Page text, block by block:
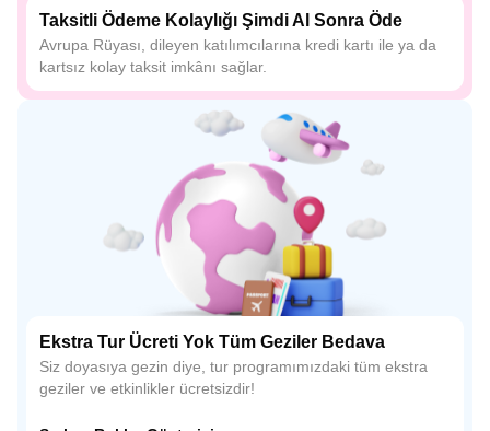
Taksitli Ödeme Kolaylığı Şimdi Al Sonra Öde
Avrupa Rüyası, dileyen katılımcılarına kredi kartı ile ya da
kartsız kolay taksit imkânı sağlar.
Ekstra Tur Ücreti Yok Tüm Geziler Bedava
Siz doyasıya gezin diye, tur programımızdaki tüm ekstra
geziler ve etkinlikler ücretsizdir!